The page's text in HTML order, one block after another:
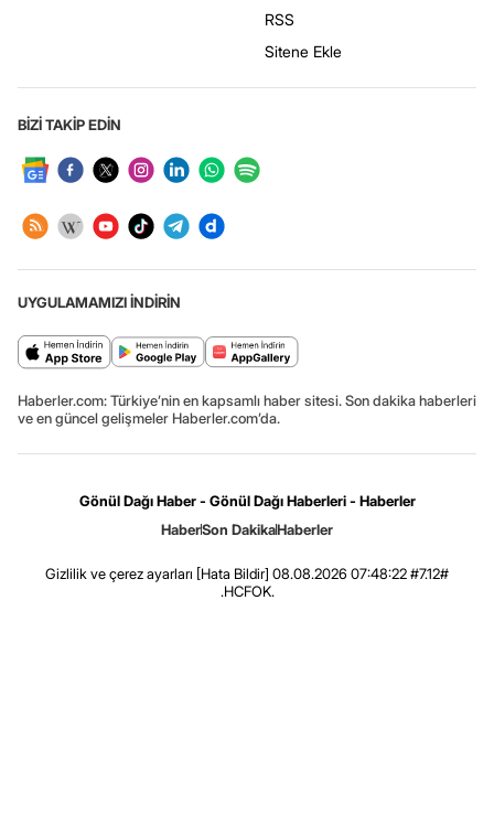
RSS
Sitene Ekle
BİZİ TAKİP EDİN
UYGULAMAMIZI İNDİRİN
Haberler.com: Türkiye’nin en kapsamlı haber sitesi. Son dakika haberleri
ve en güncel gelişmeler Haberler.com’da.
Gönül Dağı Haber - Gönül Dağı Haberleri - Haberler
HaberSon DakikaHaberler
Gizlilik ve çerez ayarları [Hata Bildir] 08.08.2026 07:48:22 #7.12#
.HCFOK.